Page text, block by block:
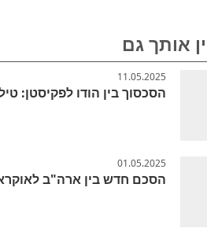
אותך גם
11.05.2025
הסכסוך בין הודו לפקיסטן:
01.05.2025
הסכם חדש בין ארה"ב